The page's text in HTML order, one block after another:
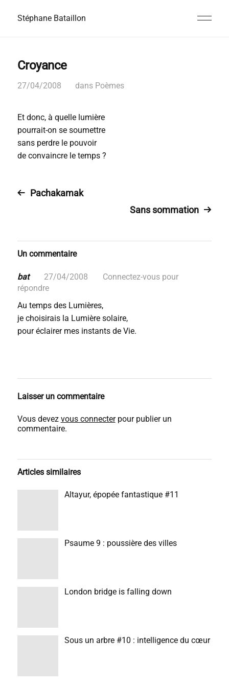
Stéphane Bataillon
Croyance
27/04/2008 dans Poèmes
Et donc, à quelle lumière
pourrait-on se soumettre
sans perdre le pouvoir
de convaincre le temps ?
Pachakamak
Sans sommation
Un commentaire
bat 27/04/2008
Connectez-vous pour
répondre
Au temps des Lumières,
je choisirais la Lumière solaire,
pour éclairer mes instants de Vie.
Laisser un commentaire
Vous devez vous connecterpour publier un
commentaire.
Articles similaires
Altayur, épopée fantastique #11
Psaume 9 : poussière des villes
London bridge is falling down
Sous un arbre #10 : intelligence du cœur